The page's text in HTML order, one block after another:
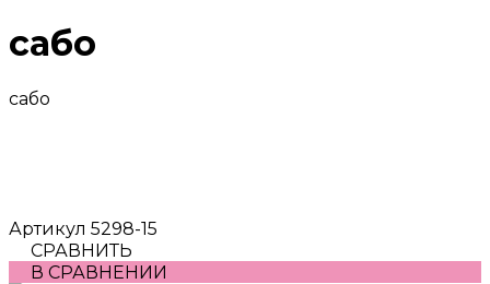
сабо
сабо
Артикул 5298-15
СРАВНИТЬ
В СРАВНЕНИИ